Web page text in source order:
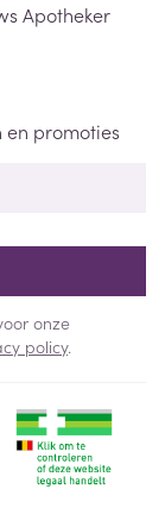
Apotheker
promoties
onze
policy.